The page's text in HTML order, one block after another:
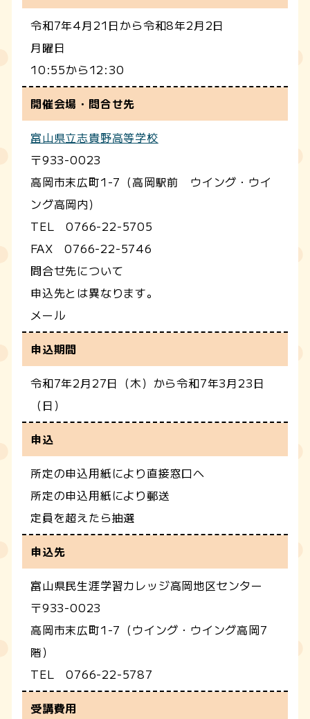
令和7年4月21日から令和8年2月2日
月曜日
10:55から12:30
開催会場・問合せ先
富山県立志貴野高等学校
〒933-0023
高岡市末広町1-7（高岡駅前 ウイング・ウイ
ング高岡内）
TEL 0766-22-5705
FAX 0766-22-5746
問合せ先について
申込先とは異なります。
メール
申込期間
令和7年2月27日（木）から令和7年3月23日
（日）
申込
所定の申込用紙により直接窓口へ
所定の申込用紙により郵送
定員を超えたら抽選
申込先
富山県民生涯学習カレッジ高岡地区センター
〒933-0023
高岡市末広町1-7（ウイング・ウイング高岡7
階）
TEL 0766-22-5787
受講費用